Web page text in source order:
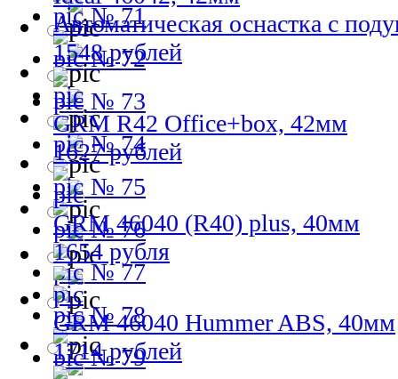
№ 71
№ 72
№ 73
№ 74
№ 75
№ 76
№ 77
№ 78
№ 79
Автоматическая оснастка с
1548 рублей
GRM R42 Office+box, 42мм
1627 рублей
GRM 46040 (R40) plus, 40мм
1654 рубля
GRM 46040 Hummer ABS, 40мм
1714 рублей